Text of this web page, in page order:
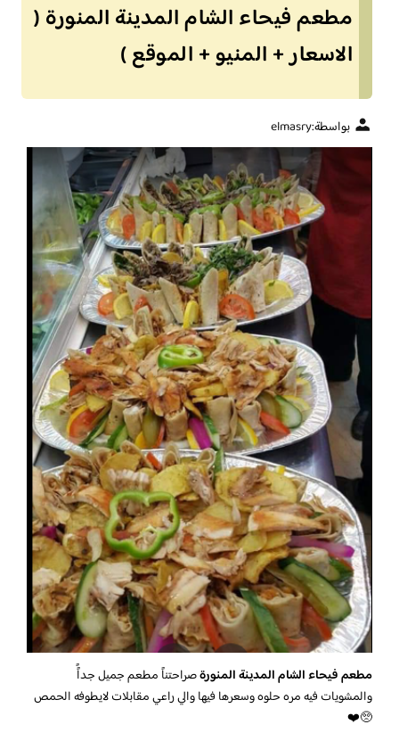
مطعم فيحاء الشام المدينة المنورة (
الاسعار + المنيو + الموقع )
بواسطة:elmasry
مطعم فيحاء الشام المدينة المنورةصراحتناً مطعم جميل جداًً
والمشويات فيه مره حلوه وسعرها فيها والي راعي مقابلات لايطوفه الحمص
🥺❤️